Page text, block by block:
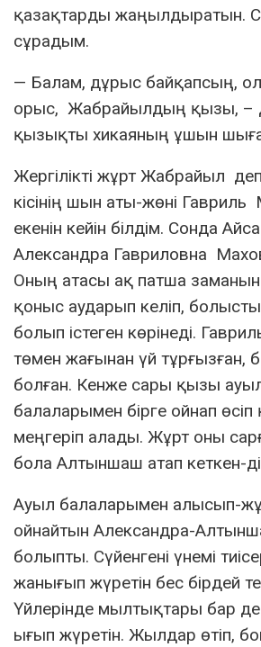
қазақтарды жаңылдыратын.
сұрадым.
— Балам, дұрыс байқапсың, ол
орыс, Жабрайылдың қызы, –
қызықты хикаяның ұшын
Жергілікті жұрт Жабрайыл
кісінің шын аты-жөні
екенін кейін білдім. Сонда
Александра Гавриловна
Оның атасы ақ патша
қоныс аударып келіп,
болып істеген көрінеді.
төмен жағынан үй тұрғызған,
болған. Кенже сары қызы
балаларымен бірге ойнап өсіп
меңгеріп алады. Жұрт оны
бола Алтыншаш атап кеткен-
Ауыл балаларымен алысып-
ойнайтын Александра-
болыпты. Сүйенгені үнемі
жанығып жүретін бес бірдей
Үйлерінде мылтықтары бар
ығып жүретін. Жылдар өтіп,